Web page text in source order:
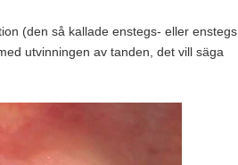
(den så kallade enstegs- eller enstegs
utvinningen av tanden, det vill säga